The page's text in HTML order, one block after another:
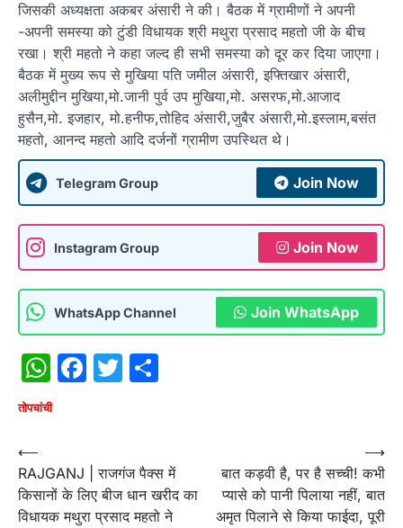
जिसकी अध्यक्षता अकबर अंसारी ने की। बैठक में ग्रामीणों ने अपनी
-अपनी समस्या को टुंडी विधायक श्री मथुरा प्रसाद महतो जी के बीच
रखा। श्री महतो ने कहा जल्द ही सभी समस्या को दूर कर दिया जाएगा।
बैठक में मुख्य रूप से मुखिया पति जमील अंसारी, इफ्तिखार अंसारी,
अलीमुद्दीन मुखिया,मो.जानी पुर्व उप मुखिया,मो. असरफ,मो.आजाद
हुसैन,मो. इजहार, मो.हनीफ,तोहिद अंसारी,जुबैर अंसारी,मो.इस्लाम,बसंत
महतो, आनन्द महतो आदि दर्जनों ग्रामीण उपस्थित थे।
Telegram Group Join Now
Instagram Group Join Now
WhatsApp Channel Join WhatsApp
WhatsApp
Facebook
Twitter
तोपचांची
Post
navigation
⟵
RAJGANJ | राजगंज पैक्स में
किसानों के लिए बीज धान खरीद का
विधायक मथुरा प्रसाद महतो ने
बात कड़वी है, पर है सच्ची! कभी
प्यासे को पानी पिलाया नहीं, बात
अमृत पिलाने से किया फाईदा, पूरी
⟶